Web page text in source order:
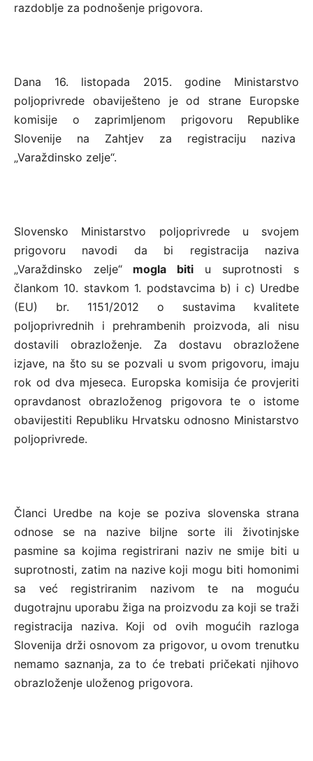
razdoblje za podnošenje prigovora.
Dana 16. listopada 2015. godine Ministarstvo
poljoprivrede obaviješteno je od strane Europske
komisije o zaprimljenom prigovoru Republike
Slovenije na Zahtjev za registraciju naziva
„Varaždinsko zelje“.
Slovensko Ministarstvo poljoprivrede u svojem
prigovoru navodi da bi registracija naziva
„Varaždinsko zelje“ mogla biti u suprotnosti s
člankom 10. stavkom 1. podstavcima b) i c) Uredbe
(EU) br. 1151/2012 o sustavima kvalitete
poljoprivrednih i prehrambenih proizvoda, ali nisu
dostavili obrazloženje. Za dostavu obrazložene
izjave, na što su se pozvali u svom prigovoru, imaju
rok od dva mjeseca. Europska komisija će provjeriti
opravdanost obrazloženog prigovora te o istome
obavijestiti Republiku Hrvatsku odnosno Ministarstvo
poljoprivrede.
Članci Uredbe na koje se poziva slovenska strana
odnose se na nazive biljne sorte ili životinjske
pasmine sa kojima registrirani naziv ne smije biti u
suprotnosti, zatim na nazive koji mogu biti homonimi
sa već registriranim nazivom te na moguću
dugotrajnu uporabu žiga na proizvodu za koji se traži
registracija naziva. Koji od ovih mogućih razloga
Slovenija drži osnovom za prigovor, u ovom trenutku
nemamo saznanja, za to će trebati pričekati njihovo
obrazloženje uloženog prigovora.